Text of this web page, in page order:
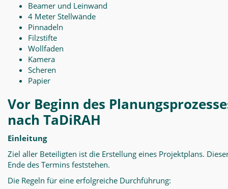
Beamer und Leinwand
4 Meter Stellwände
Pinnadeln
Filzstifte
Wollfaden
Kamera
Scheren
Papier
Vor Beginn des
nach TaDiRAH
Einleitung
Ziel aller Beteiligten ist die Erstellung eines Projektplans.
Ende des Termins feststehen.
Die Regeln für eine erfolgreiche Durchführung: